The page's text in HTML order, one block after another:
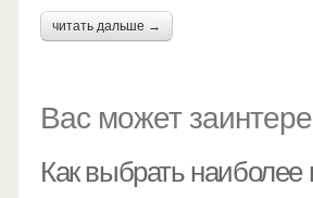
читать дальше →
Вас может
Как выбрать